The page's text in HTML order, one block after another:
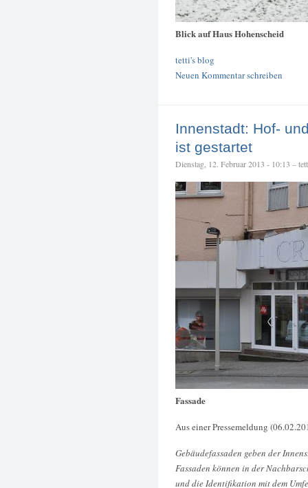
Blick auf Haus Hohenscheid
tetti's blog
Neuen Kommentar schreiben
Innenstadt: Hof-
ist gestartet
Dienstag, 12. Februar 2013 - 10:13 –
Fassade
Aus einer Pressemeldung
Gebäudefassaden geben der
Fassaden können in der
und die Identifikation mit dem